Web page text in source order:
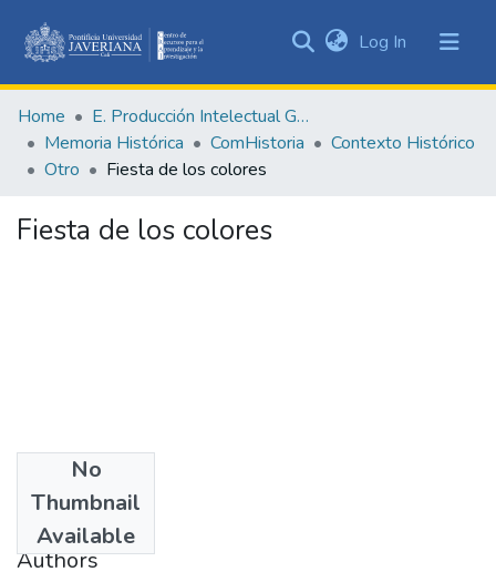
&
Collections
All of DSpace
Statistics
Log In (current)
Home
E. Producción Intelectual General
Memoria Histórica
ComHistoria
Contexto Histórico
Otro
Fiesta de los colores
Fiesta de los colores
No
Thumbnail
Available
1979
Authors